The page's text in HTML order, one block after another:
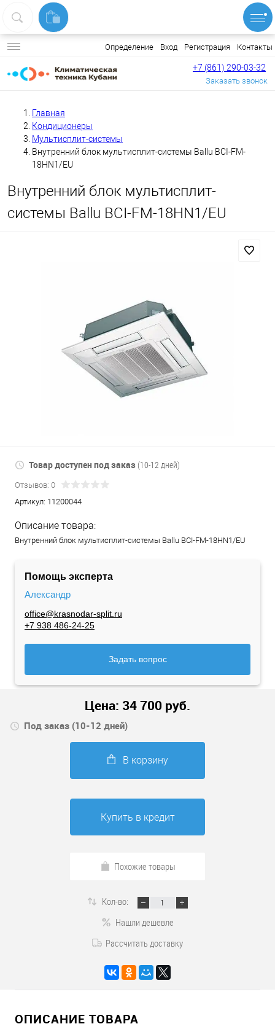
Определение Вход Регистрация Контакты
+7 (861) 290-03-32
Заказать звонок
Главная
Кондиционеры
Мультисплит-системы
Внутренний блок мультисплит-системы Ballu BCI-FM-
18HN1/EU
Внутренний блок мультисплит-
системы Ballu BCI-FM-18HN1/EU
Товар доступен под заказ (10-12 дней)
Отзывов: 0
Артикул: 11200044
Описание товара:
Внутренний блок мультисплит-системы Ballu BCI-FM-18HN1/EU
Помощь эксперта
Александр
office@krasnodar-split.ru
+7 938 486-24-25
Задать вопрос
Цена: 34 700 руб.
Под заказ (10-12 дней)
В корзину
Купить в кредит
Похожие товары
Кол-во:
Нашли дешевле
Рассчитать доставку
ОПИСАНИЕ ТОВАРА